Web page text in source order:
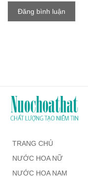
Đăng bình luận
TRANG CHỦ
NƯỚC HOA NỮ
NƯỚC HOA NAM